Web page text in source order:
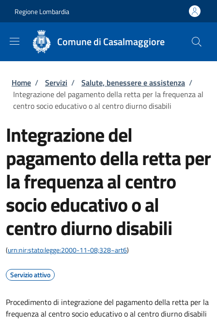
Regione Lombardia
Comune di Casalmaggiore
Briciole di pane
Home / Servizi / Salute, benessere e assistenza /
Integrazione del pagamento della retta per la frequenza al
centro socio educativo o al centro diurno disabili
Integrazione del
pagamento della retta per
la frequenza al centro
socio educativo o al
centro diurno disabili
(urn:nir:stato:legge:2000-11-08;328~art6)
Servizio attivo
Procedimento di integrazione del pagamento della retta per la
frequenza al centro socio educativo o al centro diurno disabili